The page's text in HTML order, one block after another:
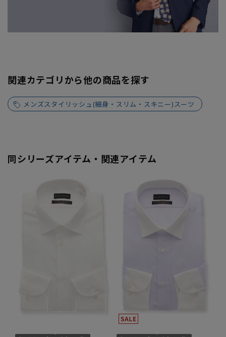
関連カテゴリから他の商品を探す
メンズスタイリッシュ(細身・スリム・スキニー)スーツ
同シリーズアイテム・関連アイテム